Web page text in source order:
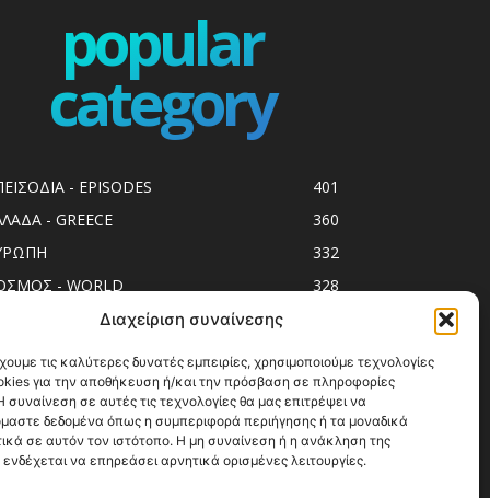
Διαχείριση συναίνεσης
τις καλύτερες δυνατές εμπειρίες, χρησιμοποιούμε τεχνολογίες
για την αποθήκευση ή/και την πρόσβαση σε πληροφορίες
σε αυτές τις τεχνολογίες θα μας επιτρέψει να
δεδομένα όπως η συμπεριφορά περιήγησης ή τα μοναδικά
σε αυτόν τον ιστότοπο. Η μη συναίνεση ή η ανάκληση της
να επηρεάσει αρνητικά ορισμένες λειτουργίες.
popular
category
- EPISODES
401
- GREECE
360
332
- WORLD
328
spots
293
Release
250
246
ΟΔΗΓΟΙ
215